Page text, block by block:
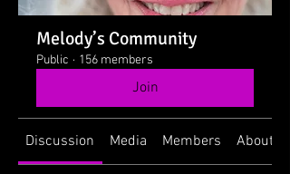
Melody’s Community
Public · 156 members
Join
Discussion Media Members About